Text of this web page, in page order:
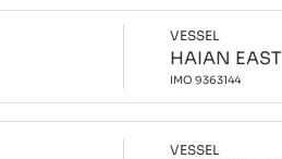
VESSEL
HAIAN EAST
IMO 9363144
VESSEL